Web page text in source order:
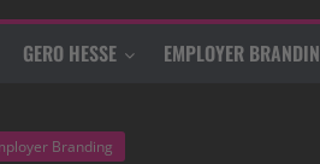
GERO HESSE EMPLOYER
Branding